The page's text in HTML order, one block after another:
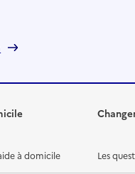
à domicile Les